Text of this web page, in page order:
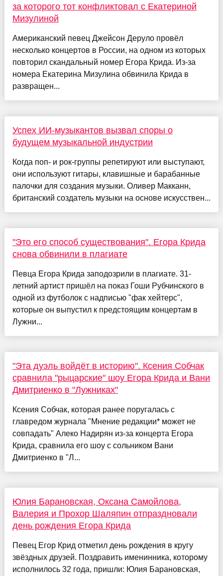
за которого тот конфликтовал с Екатериной
Мизулиной
Американский певец Джейсон Деруло провёл
несколько концертов в России, на одном из которых
повторил скандальный номер Егора Крида. Из-за
номера Екатерина Мизулина обвинила Крида в
развращен...
Успех ИИ-музыкантов вызвал споры о
будущем музыкальной индустрии
Когда поп- и рок-группы репетируют или выступают,
они используют гитары, клавишные и барабанные
палочки для создания музыки. Оливер Макканн,
британский создатель музыки на основе искусствен...
"Это его способ существования". Егора Крида
снова обвинили в плагиате
Певца Егора Крида заподозрили в плагиате. 31-
летний артист пришёл на показ Гоши Рубчинского в
одной из футболок с надписью "фак хейтерс",
которые он выпустил к предстоящим концертам в
Лужни...
"Эта дуэль войдёт в историю". Ксения Собчак
сравнила "рыцарские" шоу Егора Крида и Вани
Дмитриенко в "Лужниках"
Ксения Собчак, которая ранее поругалась с
главредом журнала "Мнение редакции* может не
совпадать" Алеко Надирян из-за концерта Егора
Крида, сравнила его шоу с сольником Вани
Дмитриенко в "Л...
Юлия Барановская, Оксана Самойлова,
Валерия и Прохор Шаляпин отпраздновали
день рождения Егора Крида
Певец Егор Крид отметил день рождения в кругу
звёздных друзей. Поздравить именинника, которому
исполнилось 32 года, пришли: Юлия Барановская,